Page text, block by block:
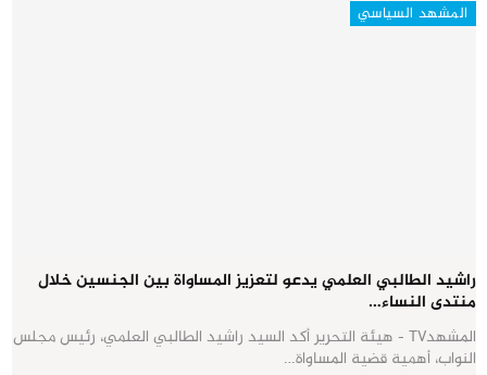
المشهد السياسي
راشيد الطالبي العلمي يدعو لتعزيز المساواة بين الجنسين خلال
منتدى النساء…
المشهدTV - هيئة التحرير أكد السيد راشيد الطالبي العلمي، رئيس مجلس
النواب، أهمية قضية المساواة…